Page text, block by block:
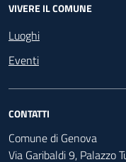
VIVERE IL COMUNE
Luoghi
Eventi
CONTATTI
Comune di Genova
Via Garibaldi 9, Palazzo